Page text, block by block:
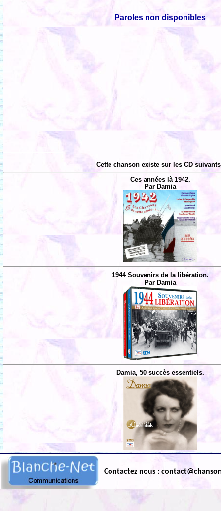
Paroles non disponibles
Cette chanson existe sur les CD
Ces années là 1942.
Par Damia
1944 Souvenirs de la libération.
Par Damia
Damia, 50 succès essentiels.
Contactez nous :